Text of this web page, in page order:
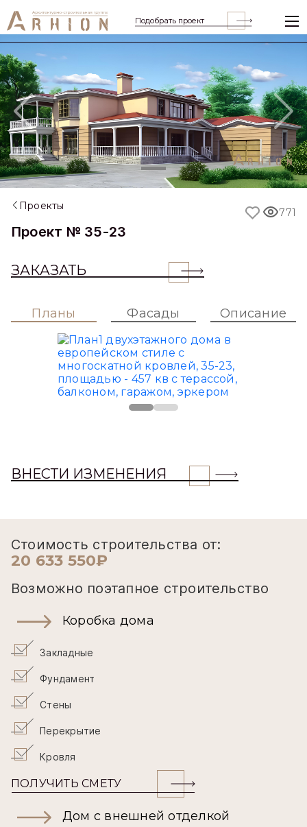
Подобрать проект
Previous
Проекты
Проект № 35-23
ЗАКАЗАТЬ
771
Планы Фасады Описание
ВНЕСТИ ИЗМЕНЕНИЯ
Стоимость строительства от:
20 633 550₽
Возможно поэтапное строительство
Коробка дома
Закладные
Фундамент
Стены
Перекрытие
Кровля
ПОЛУЧИТЬ СМЕТУ
Дом с внешней отделкой